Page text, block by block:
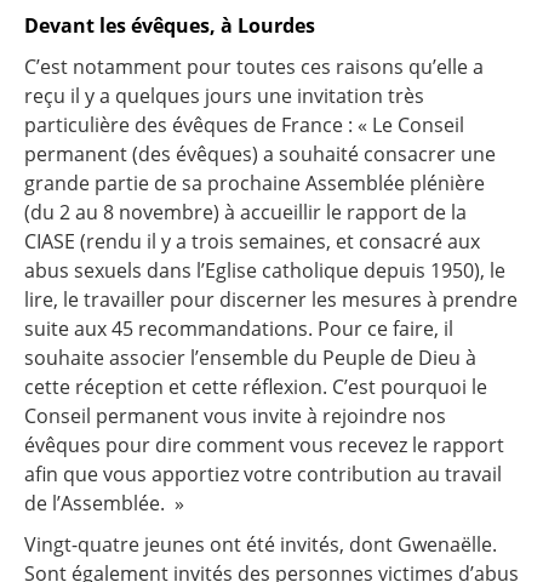
Devant les évêques, à Lourdes
C’est notamment pour toutes ces raisons qu’elle a
reçu il y a quelques jours une invitation très
particulière des évêques de France : « Le Conseil
permanent (des évêques) a souhaité consacrer une
grande partie de sa prochaine Assemblée plénière
(du 2 au 8 novembre) à accueillir le rapport de la
CIASE (rendu il y a trois semaines, et consacré aux
abus sexuels dans l’Eglise catholique depuis 1950), le
lire, le travailler pour discerner les mesures à prendre
suite aux 45 recommandations. Pour ce faire, il
souhaite associer l’ensemble du Peuple de Dieu à
cette réception et cette réflexion. C’est pourquoi le
Conseil permanent vous invite à rejoindre nos
évêques pour dire comment vous recevez le rapport
afin que vous apportiez votre contribution au travail
de l’Assemblée. »
Vingt-quatre jeunes ont été invités, dont Gwenaëlle.
Sont également invités des personnes victimes d’abus